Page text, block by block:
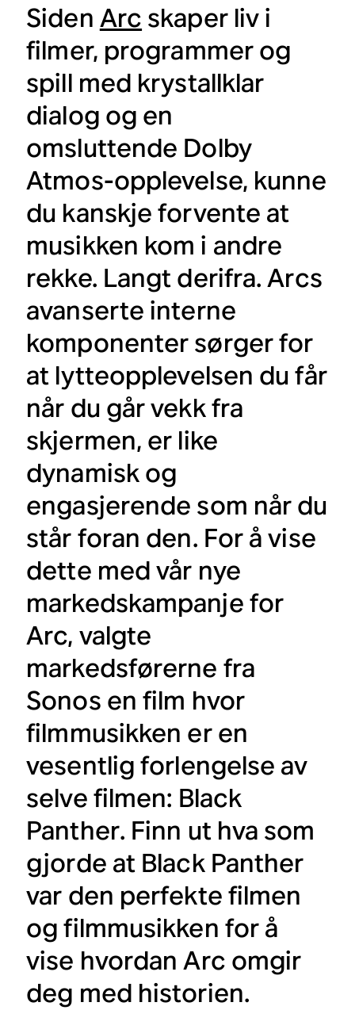
Siden Arc skaper liv i
filmer, programmer og
spill med krystallklar
dialog og en
omsluttende Dolby
Atmos-opplevelse, kunne
du kanskje forvente at
musikken kom i andre
rekke. Langt derifra. Arcs
avanserte interne
komponenter sørger for
at lytteopplevelsen du får
når du går vekk fra
skjermen, er like
dynamisk og
engasjerende som når du
står foran den. For å vise
dette med vår nye
markedskampanje for
Arc, valgte
markedsførerne fra
Sonos en film hvor
filmmusikken er en
vesentlig forlengelse av
selve filmen: Black
Panther. Finn ut hva som
gjorde at Black Panther
var den perfekte filmen
og filmmusikken for å
vise hvordan Arc omgir
deg med historien.